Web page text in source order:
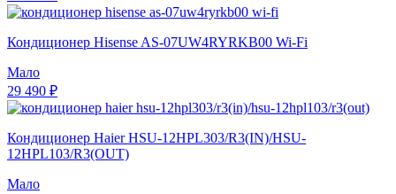
Кондиционер Hisense AS-07UW4RYRKB00 Wi-Fi
Мало
29 490 ₽
Кондиционер Haier HSU-12HPL303/R3(IN)/HSU-
12HPL103/R3(OUT)
Мало